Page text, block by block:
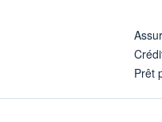
Prêt